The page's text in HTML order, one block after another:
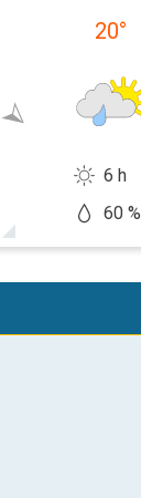
20°
6 h
60 %